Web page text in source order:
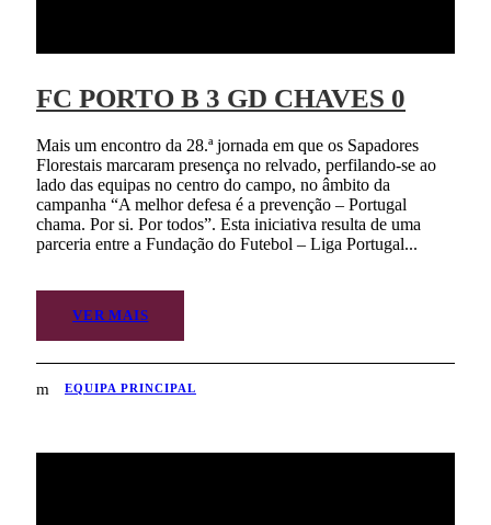
FC PORTO B 3 GD CHAVES 0
Mais um encontro da 28.ª jornada em que os Sapadores
Florestais marcaram presença no relvado, perfilando-se ao
lado das equipas no centro do campo, no âmbito da
campanha “A melhor defesa é a prevenção – Portugal
chama. Por si. Por todos”. Esta iniciativa resulta de uma
parceria entre a Fundação do Futebol – Liga Portugal...
VER MAIS
EQUIPA PRINCIPAL